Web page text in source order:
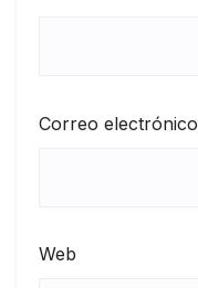
Correo electrónico
Web